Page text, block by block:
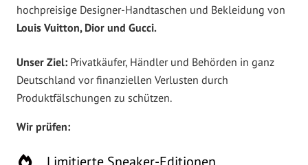
hochpreisige Designer-Handtaschen und Bekleidung von
Louis Vuitton, Dior und Gucci.
Unser Ziel: Privatkäufer, Händler und Behörden in ganz
Deutschland vor finanziellen Verlusten durch
Produktfälschungen zu schützen.
Wir prüfen: